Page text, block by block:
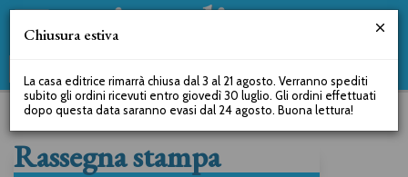
Rassegna stampa
Chiusura estiva
La casa editrice rimarrà chiusa dal 3 al 21 agosto. Verranno spediti
subito gli ordini ricevuti entro giovedì 30 luglio. Gli ordini effettuati
dopo questa data saranno evasi dal 24 agosto. Buona lettura!